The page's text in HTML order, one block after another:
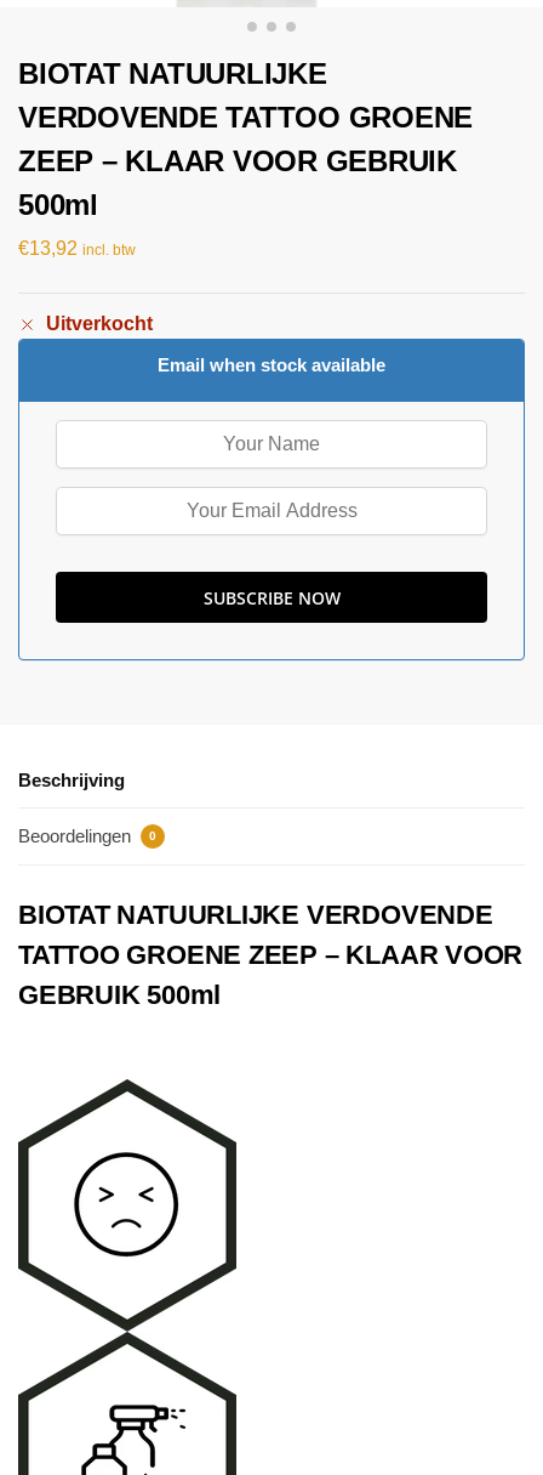
BIOTAT NATUURLIJKE
VERDOVENDE TATTOO GROENE
ZEEP – KLAAR VOOR GEBRUIK
500ml
€13,92 incl. btw
Uitverkocht
Email when stock available
Beschrijving
Beoordelingen 0
BIOTAT NATUURLIJKE VERDOVENDE
TATTOO GROENE ZEEP – KLAAR VOOR
GEBRUIK 500ml